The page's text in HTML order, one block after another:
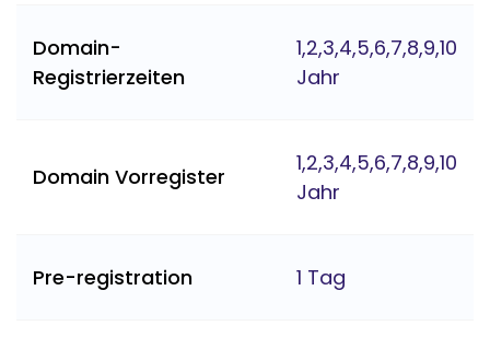
Domain-
Registrierzeiten
1,2,3,4,5,6,7,8,9,10
Jahr
Domain Vorregister
1,2,3,4,5,6,7,8,9,10
Jahr
Pre-registration 1 Tag